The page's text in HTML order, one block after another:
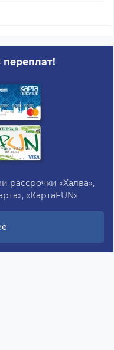
переплат!
рассрочки «Халва»,
«КартаFUN»